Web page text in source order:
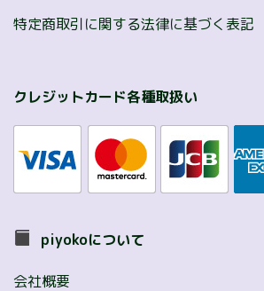
特定商取引に関する法律に基づく表記
クレジットカード各種取扱い
piyokoについて
会社概要